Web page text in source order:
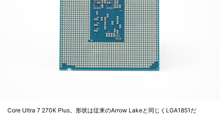
Core Ultra 7 270K Plus。形状は従来のArrow Lakeと同じくLGA1851だ